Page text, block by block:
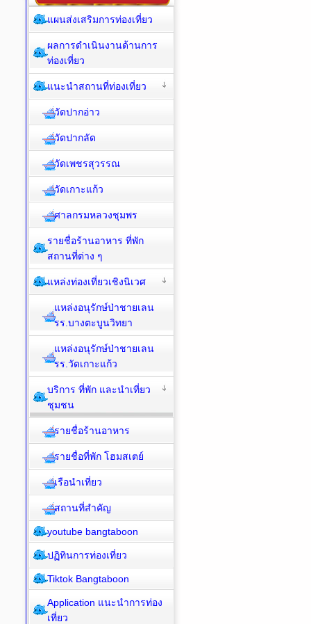
แผนส่งเสริมการท่องเที่ยว
ผลการดำเนินงานด้านการ
ท่องเที่ยว
แนะนำสถานที่ท่องเที่ยว
วัดปากอ่าว
วัดปากลัด
วัดเพชรสุวรรณ
วัดเกาะแก้ว
ศาลกรมหลวงชุมพร
รายชื่อร้านอาหาร ที่พัก
สถานที่ต่าง ๆ
แหล่งท่องเที่ยวเชิงนิเวศ
แหล่งอนุรักษ์ป่าชายเลน
รร.บางตะบูนวิทยา
แหล่งอนุรักษ์ป่าชายเลน
รร.วัดเกาะแก้ว
บริการ ที่พัก และนำเที่ยว
ชุมชน
รายชื่อร้านอาหาร
รายชื่อที่พัก โฮมสเตย์
เรือนำเที่ยว
สถานที่สำคัญ
youtube bangtaboon
ปฏิทินการท่องเที่ยว
Tiktok Bangtaboon
Application แนะนำการท่อง
เที่ยว